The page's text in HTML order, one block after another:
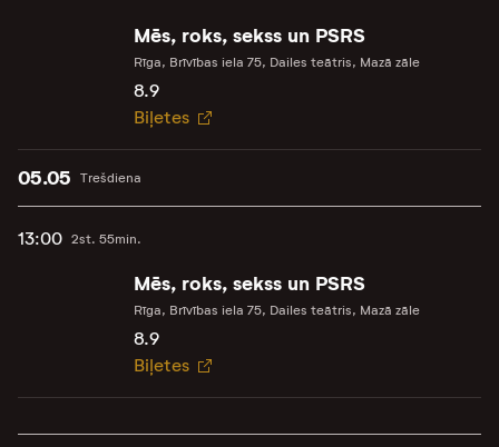
Mēs, roks, sekss un PSRS
Rīga, Brīvības iela 75, Dailes teātris, Mazā zāle
8.9
Biļetes
Trešdiena
05.05
13:00 2st. 55min.
Mēs, roks, sekss un PSRS
Rīga, Brīvības iela 75, Dailes teātris, Mazā zāle
8.9
Biļetes